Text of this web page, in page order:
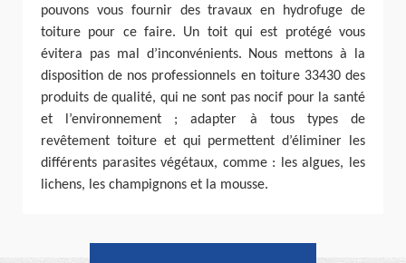
pouvons vous fournir des travaux en hydrofuge de
toiture pour ce faire. Un toit qui est protégé vous
évitera pas mal d’inconvénients. Nous mettons à la
disposition de nos professionnels en toiture 33430 des
produits de qualité, qui ne sont pas nocif pour la santé
et l’environnement ; adapter à tous types de
revêtement toiture et qui permettent d’éliminer les
différents parasites végétaux, comme : les algues, les
lichens, les champignons et la mousse.